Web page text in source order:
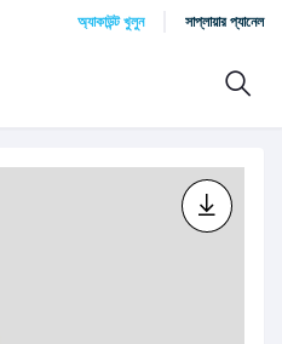
অ্যাকাউন্ট খুলুন সাপ্লায়ার প্যানেল